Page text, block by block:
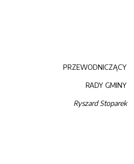
PRZEWODNICZĄCY
RADY GMINY
Ryszard Stoparek